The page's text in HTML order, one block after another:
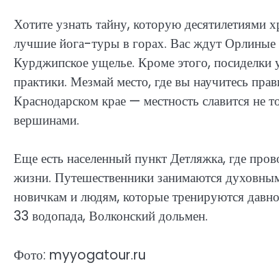
Хотите узнать тайну, которую
лучшие йога-туры в горах. Вас ждут Орлиные
Курджипское ущелье. Кроме этого, посиделки
практики. Мезмай место, где вы научитесь
Краснодарском крае — местность славится
вершинами.
Еще есть населенный пункт Детляжка, где
жизни. Путешественники занимаются
новичкам и людям, которые тренируются
33 водопада, Волконский дольмен.
Фото: myyogatour.ru